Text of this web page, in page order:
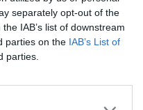
separately opt-out of the
IAB’s list of downstream
parties on the IAB’s List of
parties.